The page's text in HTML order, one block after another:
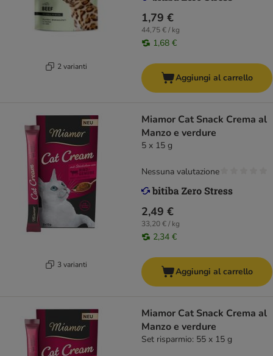
2 varianti
1,79 €
44,75 € / kg
1,68 €
Aggiungi al carrello
3 varianti
Miamor Cat Snack Crema al
Manzo e verdure
5 x 15 g
2,49 €
33,20 € / kg
2,34 €
Nessuna valutazione
Aggiungi al carrello
Miamor Cat Snack Crema al
Manzo e verdure
Set risparmio: 55 x 15 g